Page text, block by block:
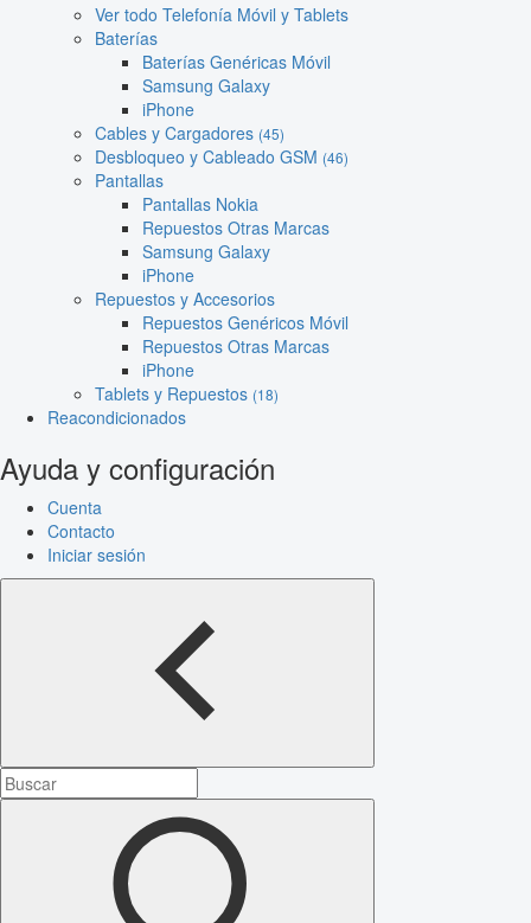
Ver todo Telefonía Móvil y Tablets
Baterías
Baterías Genéricas Móvil
Samsung Galaxy
iPhone
Cables y Cargadores (45)
Desbloqueo y Cableado GSM (46)
Pantallas
Pantallas Nokia
Repuestos Otras Marcas
Samsung Galaxy
iPhone
Repuestos y Accesorios
Repuestos Genéricos Móvil
Repuestos Otras Marcas
iPhone
Tablets y Repuestos (18)
Reacondicionados
Ayuda y configuración
Cuenta
Contacto
Iniciar sesión